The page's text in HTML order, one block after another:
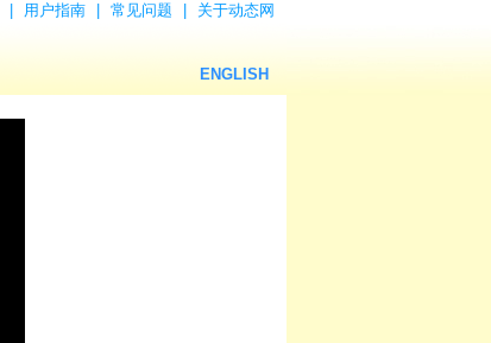
用户指南 常见问题 关于动态网
ENGLISH